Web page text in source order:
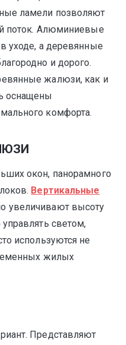
ламели позволяют
поток. Алюминиевые
уходе, а деревянные
и дорого.
жалюзи, как и
оснащены
комфорта.
окон, панорамного
Вертикальные
увеличивают высоту
светом,
используются не
жилых
Представляют